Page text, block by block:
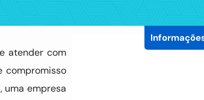
atender com
compromisso
uma empresa